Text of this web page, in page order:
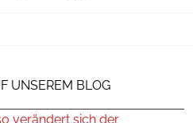
UNSEREM BLOG
verändert sich der